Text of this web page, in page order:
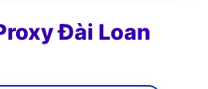
Đài Loan